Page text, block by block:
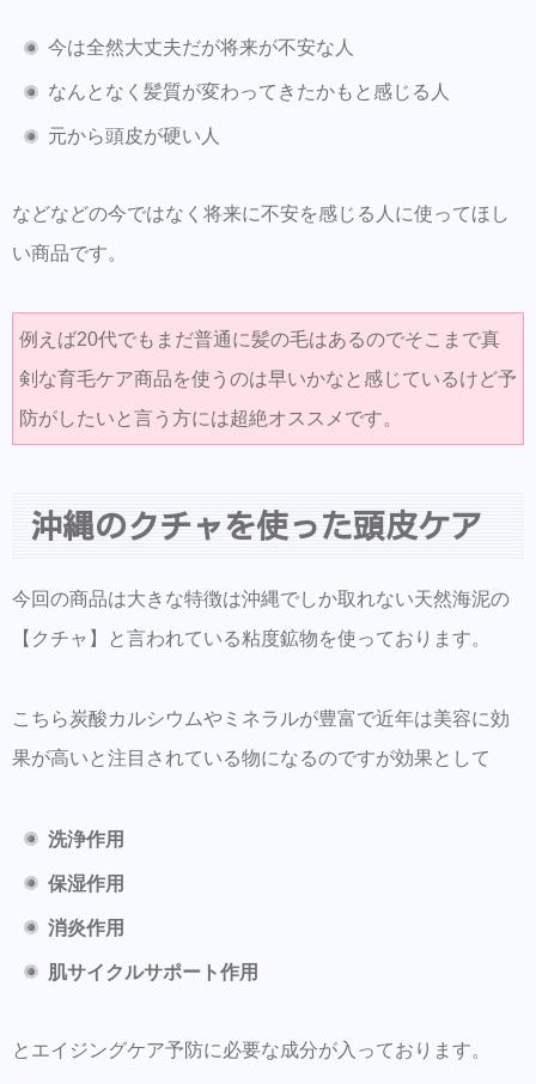
今は全然大丈夫だが将来が不安な人
なんとなく髪質が変わってきたかもと感じる人
元から頭皮が硬い人
などなどの今ではなく将来に不安を感じる人に使ってほし
い商品です。
例えば20代でもまだ普通に髪の毛はあるのでそこまで真
剣な育毛ケア商品を使うのは早いかなと感じているけど予
防がしたいと言う方には超絶オススメです。
沖縄のクチャを使った頭皮ケア
今回の商品は大きな特徴は沖縄でしか取れない天然海泥の
【クチャ】と言われている粘度鉱物を使っております。
こちら炭酸カルシウムやミネラルが豊富で近年は美容に効
果が高いと注目されている物になるのですが効果として
洗浄作用
保湿作用
消炎作用
肌サイクルサポート作用
とエイジングケア予防に必要な成分が入っております。